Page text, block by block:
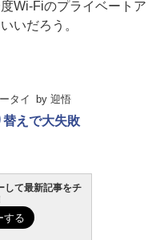
Wi-Fiのプライベートア
いだろう。
タイ by 迎悟
えで大失敗
して最新記事をチ